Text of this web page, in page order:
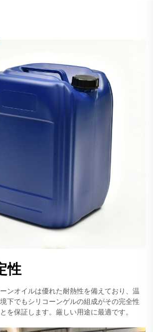
性
ンオイルは優れた耐熱性を備えており、温
下でもシリコーンゲルの組成がその完全性
を保証します。厳しい用途に最適です。